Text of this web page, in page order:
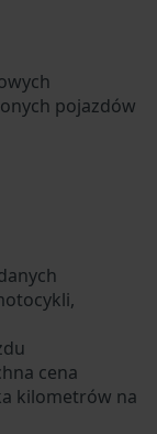
pojazdów
cena
kilometrów na